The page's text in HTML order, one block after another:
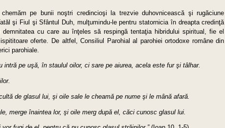
pe bunii noştri credincioşi la trezvie duhovnicească şi rugăciune
şi Fiul şi Sfântul Duh, mulţumindu-le pentru statornicia în dreapta credinţă
cu care au înţeles să respingă tentaţia hibridului spiritual, fie el
oferte. De altfel, Consiliul Parohial al parohiei ortodoxe române din
parohiale.
intră pe uşă, în staulul oilor, ci sare pe aiurea, acela este fur şi tâlhar.
de glasul lui, şi oile sale le cheamă pe nume şi le mână afară.
merge înaintea lor, şi oile merg după el, căci cunosc glasul lui.